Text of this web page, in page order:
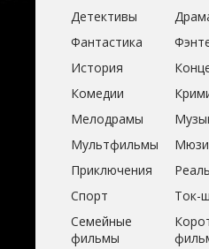
Детективы
Фантастика
История
Комедии
Мелодрамы
Мультфильмы
Приключения
Спорт
Ток-
Семейные
фильмы